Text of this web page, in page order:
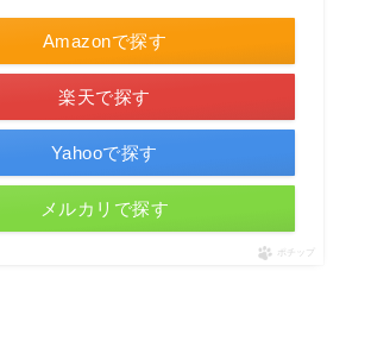
Amazonで探す
楽天で探す
Yahooで探す
メルカリで探す
ポチップ